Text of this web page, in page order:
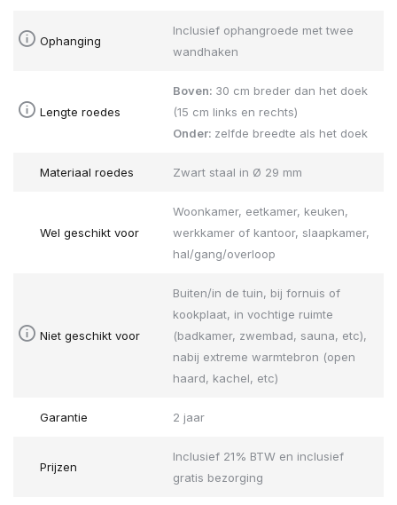
Ophanging
Inclusief ophangroede met twee
wandhaken
Lengte roedes
Boven: 30 cm breder dan het doek
(15 cm links en rechts)
Onder: zelfde breedte als het doek
Materiaal roedes Zwart staal in Ø 29 mm
Wel geschikt voor
Woonkamer, eetkamer, keuken,
werkkamer of kantoor, slaapkamer,
hal/gang/overloop
Niet geschikt voor
Buiten/in de tuin, bij fornuis of
kookplaat, in vochtige ruimte
(badkamer, zwembad, sauna, etc),
nabij extreme warmtebron (open
haard, kachel, etc)
Garantie 2 jaar
Prijzen
Inclusief 21% BTW en inclusief
gratis bezorging